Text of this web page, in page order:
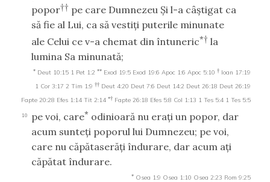
popor†† pe care Dumnezeu Şi l-a câştigat ca
să fie al Lui, ca să vestiţi puterile minunate
ale Celui ce v-a chemat din întuneric*† la
lumina Sa minunată;
* Deut 10:15 1 Pet 1:2 ** Exod 19:5 Exod 19:6 Apoc 1:6 Apoc 5:10 † Ioan 17:19
1 Cor 3:17 2 Tim 1:9 †† Deut 4:20 Deut 7:6 Deut 14:2 Deut 26:18 Deut 26:19
Fapte 20:28 Efes 1:14 Tit 2:14 *† Fapte 26:18 Efes 5:8 Col 1:13 1 Tes 5:4 1 Tes 5:5
10 pe voi, care* odinioară nu eraţi un popor, dar
acum sunteţi poporul lui Dumnezeu; pe voi,
care nu căpătaserăţi îndurare, dar acum aţi
căpătat îndurare.
* Osea 1:9 Osea 1:10 Osea 2:23 Rom 9:25